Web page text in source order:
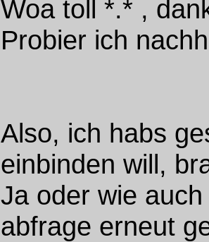
Woa toll *.* ,
Probier ich
Also, ich habs
einbinden will,
Ja oder wie
abfrage erneut